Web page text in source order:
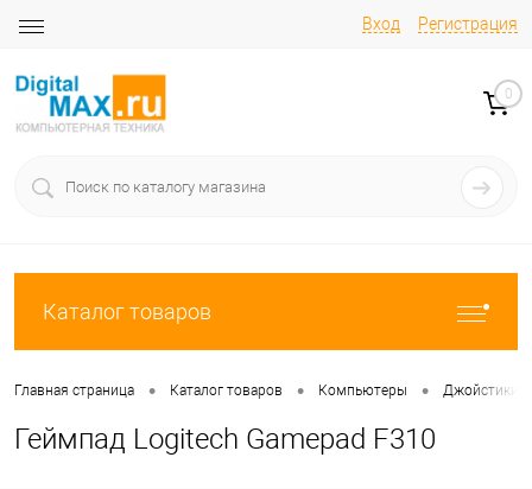
Вход Регистрация
0
Каталог товаров
Главная страница • Каталог товаров • Компьютеры • Джойстики,
Геймпад Logitech Gamepad F310